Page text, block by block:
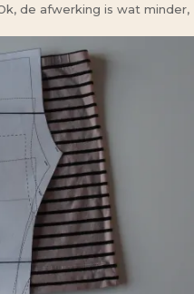
de afwerking is wat minder,